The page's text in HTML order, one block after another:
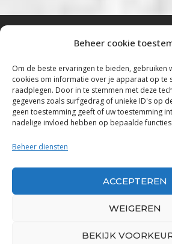
Beheer cookie
Om de beste ervaringen te bieden, gebruiken
cookies om informatie over je apparaat op te
raadplegen. Door in te stemmen met deze
gegevens zoals surfgedrag of unieke ID's op
geen toestemming geeft of uw toestemming
nadelige invloed hebben op bepaalde
Beheer diensten
ACCEPTEREN
WEIGEREN
BEKIJK
“Voor de mooiste Blues,
Americana”
Copyright 2019 – 2026